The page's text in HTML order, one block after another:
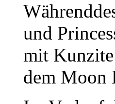
und
mit Kunzite
dem Moon